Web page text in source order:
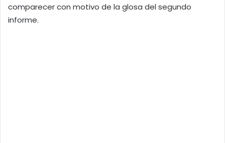
comparecer con motivo de la glosa del segundo
informe.